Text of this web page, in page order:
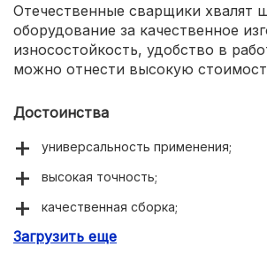
Отечественные сварщики хвалят
оборудование за качественное
износостойкость, удобство в
можно отнести высокую
Достоинства
универсальность применения;
высокая точность;
качественная сборка;
удобство в работе.
Загрузить еще